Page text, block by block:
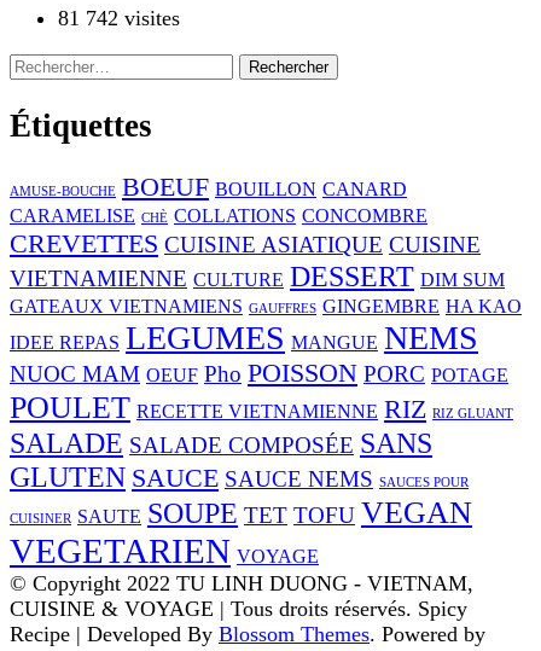
81 742 visites
Rechercher :
Étiquettes
AMUSE-BOUCHE BOEUF BOUILLON CANARD
CARAMELISE CHÈ COLLATIONS CONCOMBRE
CREVETTES CUISINE ASIATIQUE CUISINE
VIETNAMIENNE CULTURE DESSERT DIM SUM
GATEAUX VIETNAMIENS GAUFFRES GINGEMBRE HA KAO
IDEE REPAS LEGUMES MANGUE NEMS
NUOC MAM OEUF Pho POISSON PORC POTAGE
POULET RECETTE VIETNAMIENNE RIZ RIZ GLUANT
SALADE SALADE COMPOSÉE SANS
GLUTEN SAUCE SAUCE NEMS SAUCES POUR
CUISINER SAUTE SOUPE TET TOFU VEGAN
VEGETARIEN VOYAGE
© Copyright 2022 TU LINH DUONG - VIETNAM,
CUISINE & VOYAGE | Tous droits réservés. Spicy
Recipe | Developed By Blossom Themes. Powered by